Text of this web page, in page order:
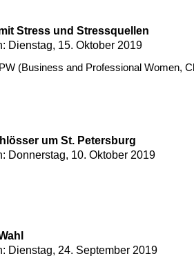
Stress und Stressquellen
Dienstag, 15. Oktober 2019
(Business and Professional Women,
um St. Petersburg
Donnerstag, 10. Oktober 2019
Dienstag, 24. September 2019